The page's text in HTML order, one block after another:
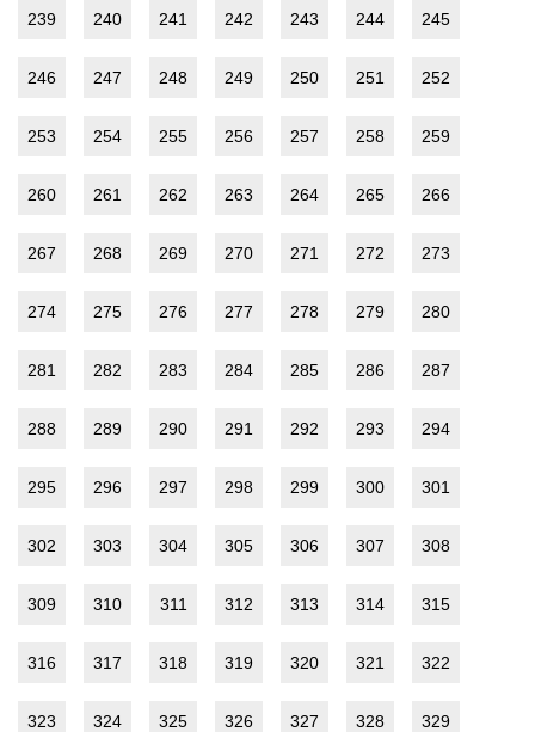
239 240 241 242 243 244 245
246 247 248 249 250 251 252
253 254 255 256 257 258 259
260 261 262 263 264 265 266
267 268 269 270 271 272 273
274 275 276 277 278 279 280
281 282 283 284 285 286 287
288 289 290 291 292 293 294
295 296 297 298 299 300 301
302 303 304 305 306 307 308
309 310 311 312 313 314 315
316 317 318 319 320 321 322
323 324 325 326 327 328 329